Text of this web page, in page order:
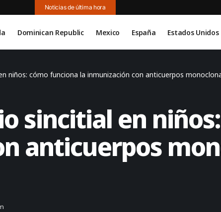
Noticias de última hora
Dominican Republic Mexico España Estados Unidos
niños: cómo funciona la inmunización con anticuerpos
sincitial en
anticuerpos